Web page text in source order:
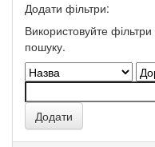
Додати фільтри:
Використовуйте
пошуку.